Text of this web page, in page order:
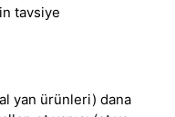
tavsiye
yan ürünleri) dana